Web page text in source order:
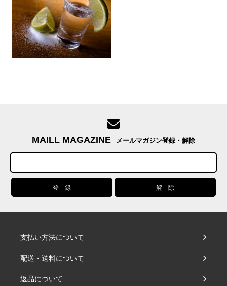
MAILL MAGAZINE メールマガジン登録・解除
支払い方法について
配送・送料について
返品について